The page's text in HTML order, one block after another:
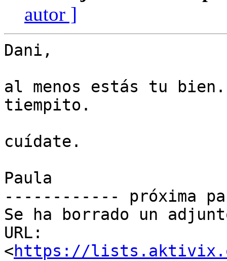
autor ]
Dani,
al menos estás tu
tiempito.
cuídate.
Paula
------------ próxima
Se ha borrado un
URL:
<https://